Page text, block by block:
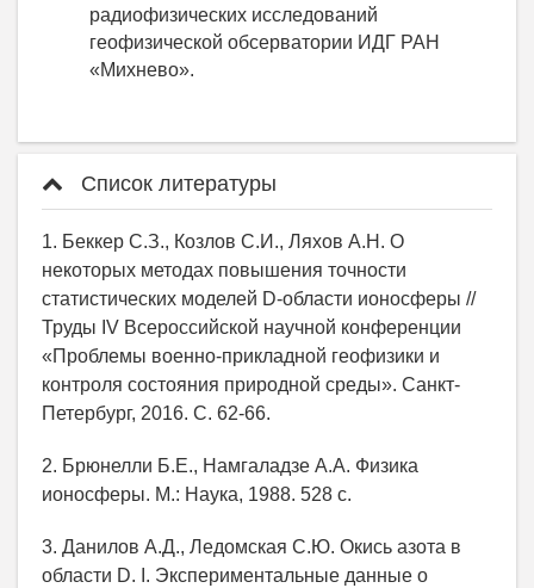
радиофизических исследований
геофизической обсерватории ИДГ РАН
«Михнево».
Список литературы
1. Беккер С.З., Козлов С.И., Ляхов А.Н. О
некоторых методах повышения точности
статистических моделей D-области ионосферы //
Труды IV Всероссийской научной конференции
«Проблемы военно-прикладной геофизики и
контроля состояния природной среды». Санкт-
Петербург, 2016. С. 62-66.
2. Брюнелли Б.Е., Намгаладзе А.А. Физика
ионосферы. М.: Наука, 1988. 528 с.
3. Данилов А.Д., Ледомская С.Ю. Окись азота в
области D. I. Экспериментальные данные о